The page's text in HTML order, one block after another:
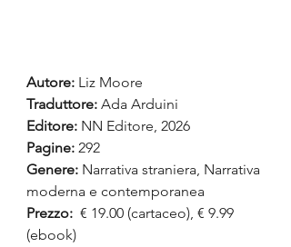
Autore: Liz Moore
Traduttore: Ada Arduini
Editore: NN Editore, 2026
Pagine: 292
Genere: Narrativa straniera, Narrativa
moderna e contemporanea
Prezzo: € 19.00 (cartaceo), € 9.99
(ebook)